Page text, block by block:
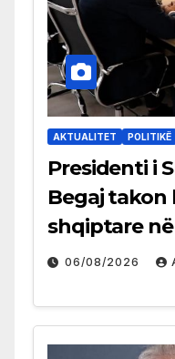
AKTUALITET POLITIKË
Presidenti i
Begaj takon
shqiptare
06/08/2026